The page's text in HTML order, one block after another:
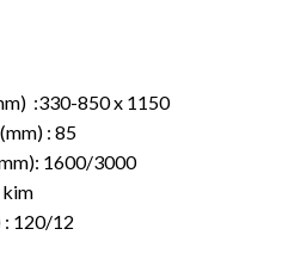
:330-850 x 1150
: 85
1600/3000
kim
: 120/12